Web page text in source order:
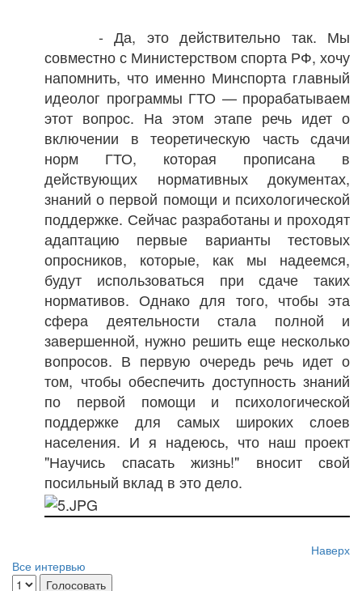
- Да, это действительно так. Мы
совместно с Министерством спорта РФ, хочу
напомнить, что именно Минспорта главный
идеолог программы ГТО — прорабатываем
этот вопрос. На этом этапе речь идет о
включении в теоретическую часть сдачи
норм ГТО, которая прописана в
действующих нормативных документах,
знаний о первой помощи и психологической
поддержке. Сейчас разработаны и проходят
адаптацию первые варианты тестовых
опросников, которые, как мы надеемся,
будут использоваться при сдаче таких
нормативов. Однако для того, чтобы эта
сфера деятельности стала полной и
завершенной, нужно решить еще несколько
вопросов. В первую очередь речь идет о
том, чтобы обеспечить доступность знаний
по первой помощи и психологической
поддержке для самых широких слоев
населения. И я надеюсь, что наш проект
"Научись спасать жизнь!" вносит свой
посильный вклад в это дело.
Наверх
Все интервью